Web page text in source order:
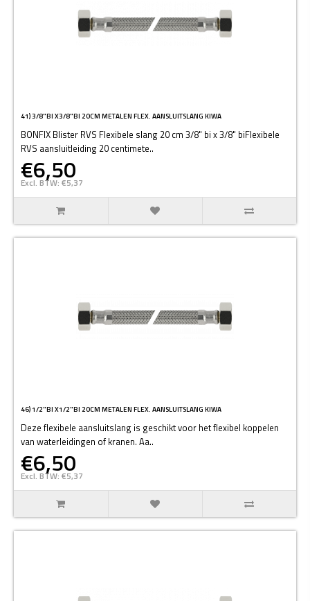
41) 3/8"BI X3/8"BI 20CM METALEN FLEX. AANSLUITSLANG KIWA
BONFIX Blister RVS Flexibele slang 20 cm 3/8" bi x 3/8" biFlexibele
RVS aansluitleiding 20 centimete..
€6,50
Excl. BTW: €5,37
46) 1/2"BI X1/2"BI 20CM METALEN FLEX. AANSLUITSLANG KIWA
Deze flexibele aansluitslang is geschikt voor het flexibel koppelen
van waterleidingen of kranen. Aa..
€6,50
Excl. BTW: €5,37